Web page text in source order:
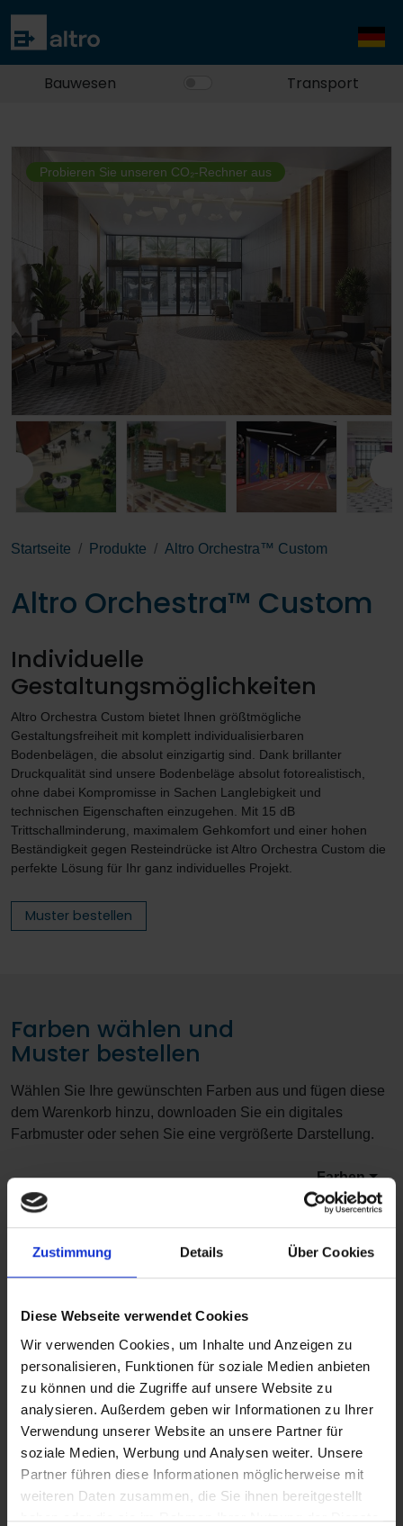
Zustimmung Details Über Cookies
Diese Webseite verwendet Cookies
Wir verwenden Cookies, um Inhalte und Anzeigen zu
personalisieren, Funktionen für soziale Medien anbieten
zu können und die Zugriffe auf unsere Website zu
analysieren. Außerdem geben wir Informationen zu Ihrer
Verwendung unserer Website an unsere Partner für
soziale Medien, Werbung und Analysen weiter. Unsere
Partner führen diese Informationen möglicherweise mit
weiteren Daten zusammen, die Sie ihnen bereitgestellt
haben oder die sie im Rahmen Ihrer Nutzung der Dienste
Bauwesen Transport
Probieren Sie unseren CO₂-Rechner aus
Startseite Produkte Altro Orchestra™ Custom
Altro Orchestra™ Custom
Individuelle
Gestaltungsmöglichkeiten
Altro Orchestra Custom bietet Ihnen größtmögliche
Gestaltungsfreiheit mit komplett individualisierbaren
Bodenbelägen, die absolut einzigartig sind. Dank brillanter
Druckqualität sind unsere Bodenbeläge absolut fotorealistisch,
ohne dabei Kompromisse in Sachen Langlebigkeit und
technischen Eigenschaften einzugehen. Mit 15 dB
Trittschallminderung, maximalem Gehkomfort und einer hohen
Beständigkeit gegen Resteindrücke ist Altro Orchestra Custom die
perfekte Lösung für Ihr ganz individuelles Projekt.
Muster bestellen
Farben wählen und
Muster bestellen
Wählen Sie Ihre gewünschten Farben aus und fügen diese
dem Warenkorb hinzu, downloaden Sie ein digitales
Farbmuster oder sehen Sie eine vergrößerte Darstellung.
Farben
Alle Filter löschen Sortieren
Moss 1
DPSCH0065